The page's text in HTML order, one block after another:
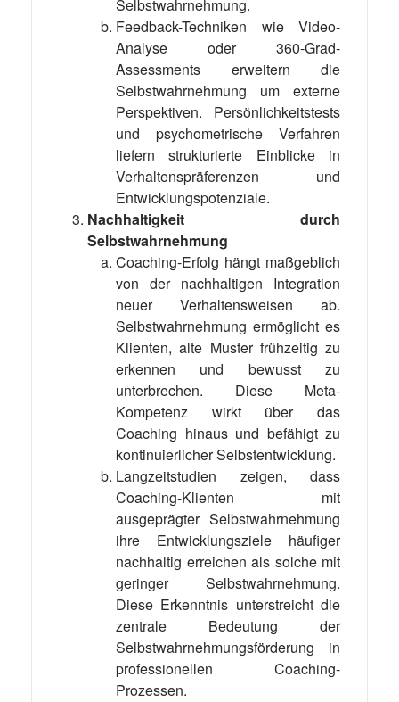
Selbstwahrnehmung.
Feedback-Techniken wie Video-
Analyse oder 360-Grad-
Assessments erweitern die
Selbstwahrnehmung um externe
Perspektiven. Persönlichkeitstests
und psychometrische Verfahren
liefern strukturierte Einblicke in
Verhaltenspräferenzen und
Entwicklungspotenziale.
Nachhaltigkeit durch
Selbstwahrnehmung
Coaching-Erfolg hängt maßgeblich
von der nachhaltigen Integration
neuer Verhaltensweisen ab.
Selbstwahrnehmung ermöglicht es
Klienten, alte Muster frühzeitig zu
erkennen und bewusst zu
unterbrechen. Diese Meta-
Kompetenz wirkt über das
Coaching hinaus und befähigt zu
kontinuierlicher Selbstentwicklung.
Langzeitstudien zeigen, dass
Coaching-Klienten mit
ausgeprägter Selbstwahrnehmung
ihre Entwicklungsziele häufiger
nachhaltig erreichen als solche mit
geringer Selbstwahrnehmung.
Diese Erkenntnis unterstreicht die
zentrale Bedeutung der
Selbstwahrnehmungsförderung in
professionellen Coaching-
Prozessen.